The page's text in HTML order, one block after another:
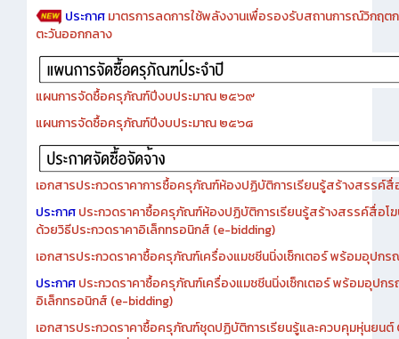
ประกาศมาตรการลดการใช้พลังงานเพื่อรองรับสถานการณ์วิกฤ
ตะวันออกกลาง
แผนการจัดซื้อครุภัณฑ์ปีงบประมาณ ๒๕๖๙
แผนการจัดซื้อครุภัณฑ์ปีงบประมาณ ๒๕๖๘
เอกสารประกวดราคาการซื้อครุภัณฑ์ห้องปฏิบัติการเรียนรู้สร้างสรรค์
ประกาศประกวดราคาซื้อครุภัณฑ์ห้องปฏิบัติการเรียนรู้สร้างสรรค์สื่อโ
ด้วยวิธีประกวดราคาอิเล็กทรอนิกส์ (e-bidding)
เอกสารประกวดราคาซื้อครุภัณฑ์เครื่องแมชชีนนิ่งเซ็กเตอร์ พร้อมอุปก
ประกาศประกวดราคาซื้อครุภัณฑ์เครื่องแมชชีนนิ่งเซ็กเตอร์ พร้อมอุปก
อิเล็กทรอนิกส์ (e-bidding)
เอกสารประกวดราคาซื้อครุภัณฑ์ชุดปฏิบัติการเรียนรู้และควบคุมหุ่นยน